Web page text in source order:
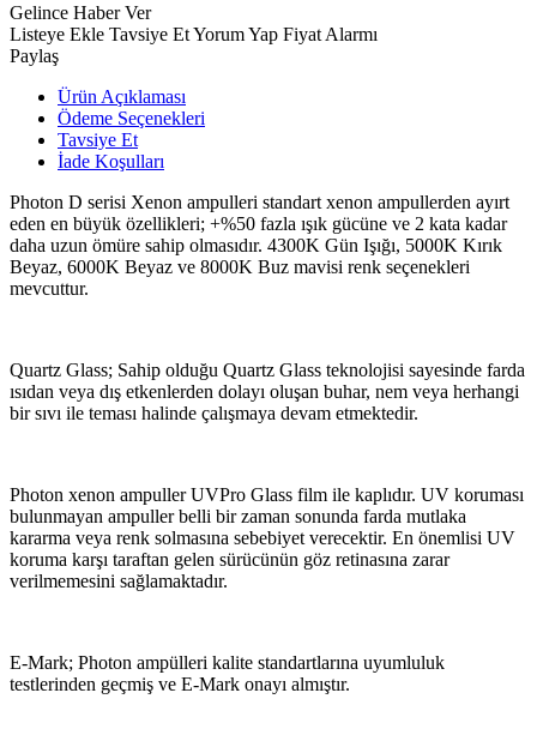
Gelince Haber Ver
Listeye Ekle Tavsiye EtYorum Yap Fiyat Alarmı
Paylaş
Ürün Açıklaması
Ödeme Seçenekleri
Tavsiye Et
İade Koşulları
Photon D serisi Xenon ampulleri standart xenon ampullerden ayırt
eden en büyük özellikleri; +%50 fazla ışık gücüne ve 2 kata kadar
daha uzun ömüre sahip olmasıdır. 4300K Gün Işığı, 5000K Kırık
Beyaz, 6000K Beyaz ve 8000K Buz mavisi renk seçenekleri
mevcuttur.
Quartz Glass; Sahip olduğu Quartz Glass teknolojisi sayesinde farda
ısıdan veya dış etkenlerden dolayı oluşan buhar, nem veya herhangi
bir sıvı ile teması halinde çalışmaya devam etmektedir.
Photon xenon ampuller UVPro Glass film ile kaplıdır. UV koruması
bulunmayan ampuller belli bir zaman sonunda farda mutlaka
kararma veya renk solmasına sebebiyet verecektir. En önemlisi UV
koruma karşı taraftan gelen sürücünün göz retinasına zarar
verilmemesini sağlamaktadır.
E-Mark; Photon ampülleri kalite standartlarına uyumluluk
testlerinden geçmiş ve E-Mark onayı almıştır.